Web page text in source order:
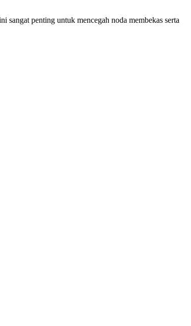
sangat penting untuk mencegah noda membekas serta